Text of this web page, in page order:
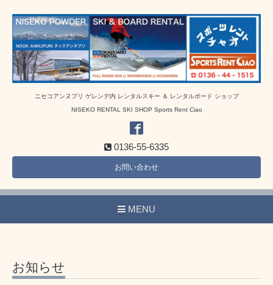
ニセコアンヌプリ ゲレンデ内 レンタルスキー ＆ レンタルボード ショップ
NISEKO RENTAL SKI SHOP Sports Rent Ciao
0136-55-6335
お問い合わせ
MENU
お知らせ